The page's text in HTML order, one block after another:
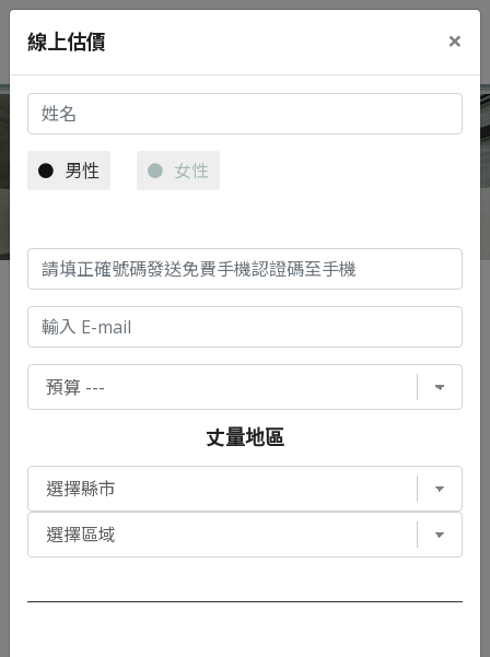
重工業風健身中心
回好室案例
案件形態
商業空間設計
×
線上估價
男性 女性
丈量地區